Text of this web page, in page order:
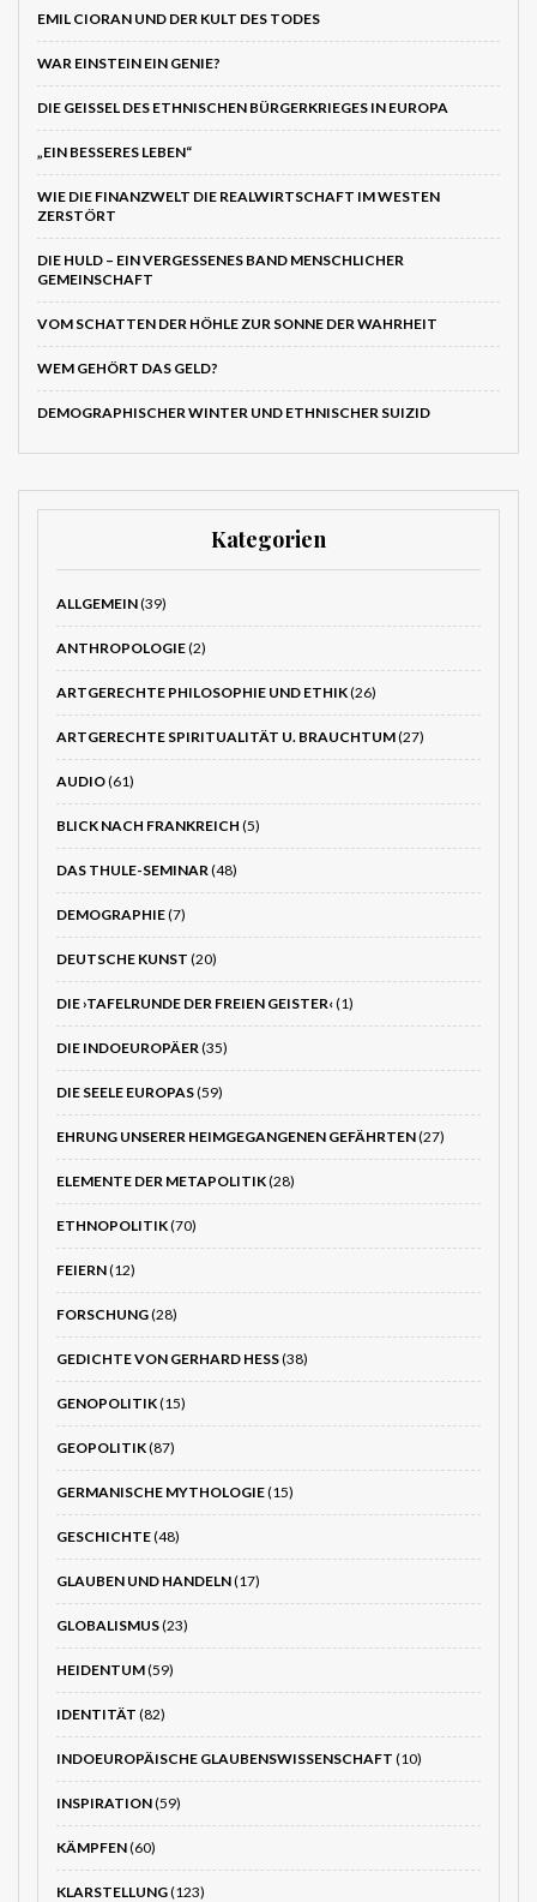
EMIL CIORAN UND DER KULT DES TODES
WAR EINSTEIN EIN GENIE?
DIE GEISSEL DES ETHNISCHEN BÜRGERKRIEGES IN EUROPA
„EIN BESSERES LEBEN“
WIE DIE FINANZWELT DIE REALWIRTSCHAFT IM WESTEN
ZERSTÖRT
DIE HULD – EIN VERGESSENES BAND MENSCHLICHER
GEMEINSCHAFT
VOM SCHATTEN DER HÖHLE ZUR SONNE DER WAHRHEIT
WEM GEHÖRT DAS GELD?
DEMOGRAPHISCHER WINTER UND ETHNISCHER SUIZID
Kategorien
ALLGEMEIN(39)
ANTHROPOLOGIE(2)
ARTGERECHTE PHILOSOPHIE UND ETHIK(26)
ARTGERECHTE SPIRITUALITÄT U. BRAUCHTUM(27)
AUDIO(61)
BLICK NACH FRANKREICH (5)
DAS THULE-SEMINAR (48)
DEMOGRAPHIE(7)
DEUTSCHE KUNST (20)
DIE ›TAFELRUNDE DER FREIEN GEISTER‹(1)
DIE INDOEUROPÄER (35)
DIE SEELE EUROPAS(59)
EHRUNG UNSERER HEIMGEGANGENEN GEFÄHRTEN(27)
ELEMENTE DER METAPOLITIK(28)
ETHNOPOLITIK(70)
FEIERN(12)
FORSCHUNG(28)
GEDICHTE VON GERHARD HESS(38)
GENOPOLITIK(15)
GEOPOLITIK(87)
GERMANISCHE MYTHOLOGIE(15)
GESCHICHTE(48)
GLAUBEN UND HANDELN(17)
GLOBALISMUS(23)
HEIDENTUM(59)
IDENTITÄT (82)
INDOEUROPÄISCHE GLAUBENSWISSENSCHAFT (10)
INSPIRATION(59)
KÄMPFEN(60)
KLARSTELLUNG(123)